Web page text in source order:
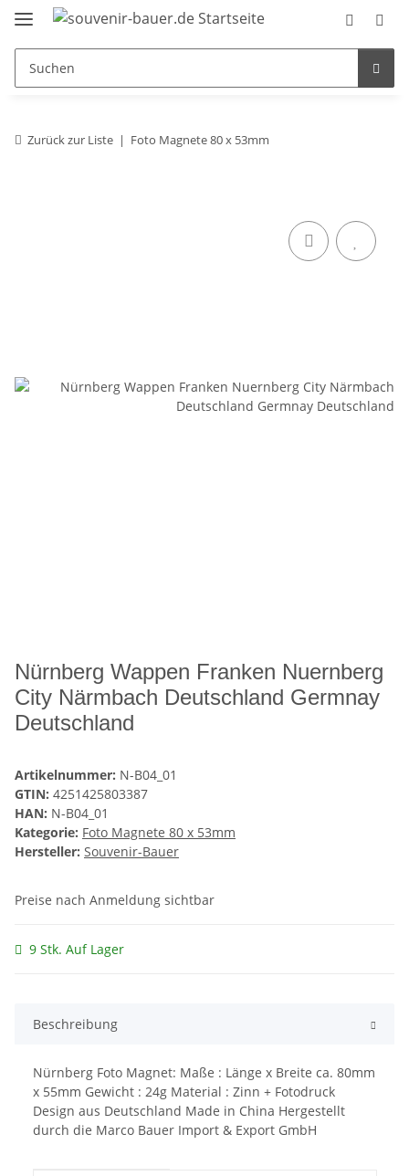
Zurück zur Liste Foto Magnete 80 x 53mm
Nürnberg Wappen Franken Nuernberg
City Närmbach Deutschland Germnay
Deutschland
Artikelnummer: N-B04_01
GTIN: 4251425803387
HAN: N-B04_01
Kategorie: Foto Magnete 80 x 53mm
Hersteller: Souvenir-Bauer
Preise nach Anmeldung sichtbar
9 Stk. Auf Lager
Beschreibung
Nürnberg Foto Magnet: Maße : Länge x Breite ca. 80mm
x 55mm Gewicht : 24g Material : Zinn + Fotodruck
Design aus Deutschland Made in China Hergestellt
durch die Marco Bauer Import & Export GmbH